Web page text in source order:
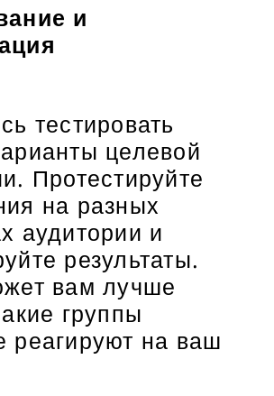
и
тестировать
целевой
Протестируйте
на разных
аудитории и
результаты.
вам лучше
группы
реагируют на ваш